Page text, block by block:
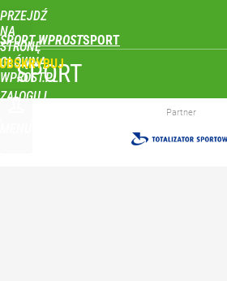
PRZEJDŹ
NA
STRONĘ
GŁÓWNĄ
WPROST.PL
SPORT WPROST
ZALOGUJ
SPORT
Partner